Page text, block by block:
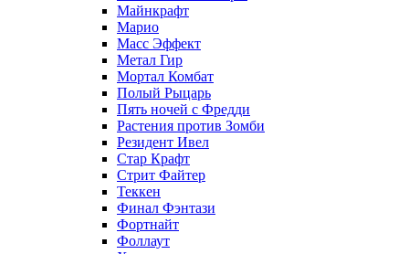
Майнкрафт
Марио
Масс Эффект
Метал Гир
Мортал Комбат
Полый Рыцарь
Пять ночей с Фредди
Растения против Зомби
Резидент Ивел
Стар Крафт
Стрит Файтер
Теккен
Финал Фэнтази
Фортнайт
Фоллаут